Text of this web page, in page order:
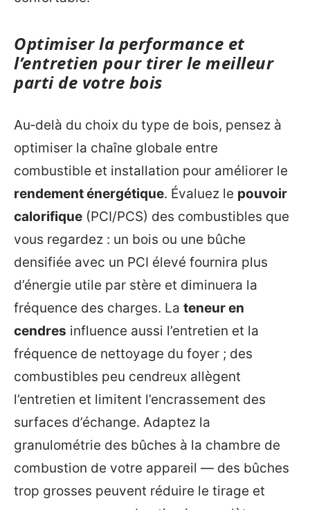
Optimiser la performance et
l’entretien pour tirer le meilleur
parti de votre bois
Au‑delà du choix du type de bois, pensez à
optimiser la chaîne globale entre
combustible et installation pour améliorer le
rendement énergétique. Évaluez le pouvoir
calorifique (PCI/PCS) des combustibles que
vous regardez : un bois ou une bûche
densifiée avec un PCI élevé fournira plus
d’énergie utile par stère et diminuera la
fréquence des charges. La teneur en
cendres influence aussi l’entretien et la
fréquence de nettoyage du foyer ; des
combustibles peu cendreux allègent
l’entretien et limitent l’encrassement des
surfaces d’échange. Adaptez la
granulométrie des bûches à la chambre de
combustion de votre appareil — des bûches
trop grosses peuvent réduire le tirage et